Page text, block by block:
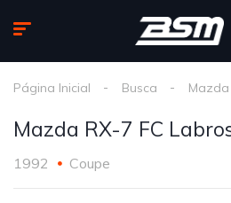
Página Inicial Busca Mazda
Mazda RX-7 FC
1992 Coupe